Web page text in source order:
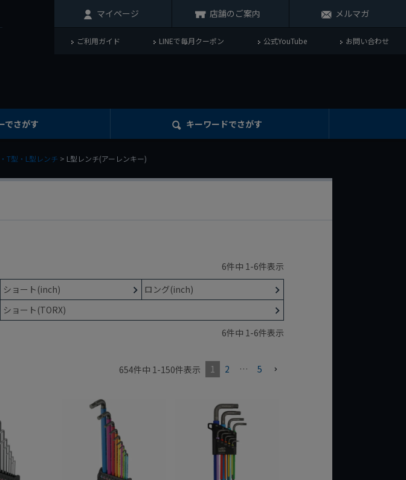
マイページ 店舗のご案内 メルマガ
ご利用ガイド LINEで毎月クーポン 公式YouTube お問い合わせ
でさがす キーワードでさがす
T型・L型レンチ L型レンチ(アーレンキー)
6件中 1-6件表示
ショート(inch)
ロング(inch)
ショート(TORX)
6件中 1-6件表示
654件中 1-150件表示 1 2 … 5